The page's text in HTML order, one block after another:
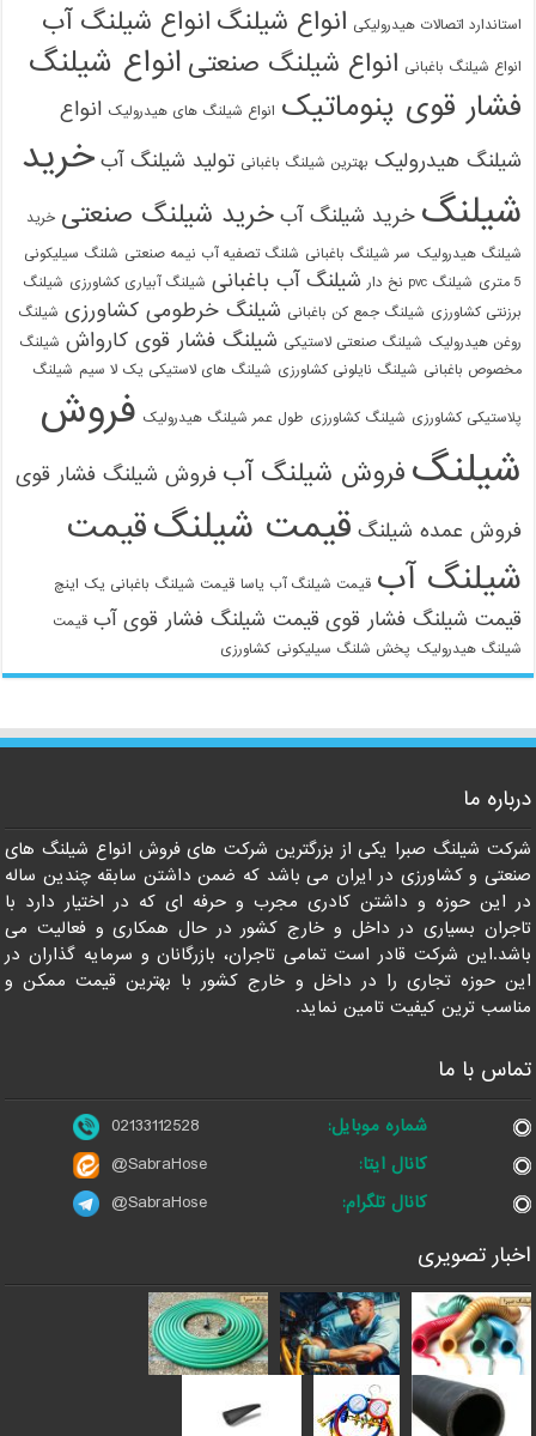
استاندارد اتصالات هیدرولیکی انواع شیلنگ انواع شیلنگ آب
انواع شیلنگ باغبانی انواع شیلنگ صنعتی انواع شیلنگ
فشار قوی پنوماتیک انواع شیلنگ های هیدرولیک انواع
شیلنگ هیدرولیک بهترین شیلنگ باغبانی تولید شیلنگ آب خرید
شیلنگ خرید شیلنگ آب خرید شیلنگ صنعتی خرید
شیلنگ هیدرولیک سر شیلنگ باغبانی شلنگ تصفیه آب نیمه صنعتی شلنگ سیلیکونی
5 متری
شیلنگ pvc نخ دار شیلنگ آب باغبانی شیلنگ آبیاری کشاورزی شیلنگ
برزنتی کشاورزی شیلنگ جمع کن باغبانی شیلنگ خرطومی کشاورزی شیلنگ
روغن هیدرولیک شیلنگ صنعتی لاستیکی شیلنگ فشار قوی کارواش شیلنگ
مخصوص باغبانی شیلنگ نایلونی کشاورزی شیلنگ های لاستیکی یک لا سیم شیلنگ
پلاستیکی کشاورزی شیلنگ کشاورزی طول عمر شیلنگ هیدرولیک فروش
شیلنگ فروش شیلنگ آب فروش شیلنگ فشار قوی
فروش عمده شیلنگ قیمت شیلنگقیمت
شیلنگ آب قیمت شیلنگ آب یاسا قیمت شیلنگ باغبانی یک اینچ
قیمت شیلنگ فشار قوی قیمت شیلنگ فشار قوی آب قیمت
شیلنگ هیدرولیک پخش شلنگ سیلیکونی کشاورزی
درباره ما
شرکت شیلنگ صبرا یکی از بزرگترین شرکت های فروش انواع شیلنگ های
صنعتی و کشاورزی در ایران می باشد که ضمن داشتن سابقه چندین ساله
در این حوزه و داشتن کادری مجرب و حرفه ای که در اختیار دارد با
تاجران بسیاری در داخل و خارج کشور در حال همکاری و فعالیت می
باشد.این شرکت قادر است تمامی تاجران، بازرگانان و سرمایه گذاران در
این حوزه تجاری را در داخل و خارج کشور با بهترین قیمت ممکن و
مناسب ترین کیفیت تامین نماید.
تماس با ما
شماره موبایل:
02133112528
کانال ایتا:
@SabraHose
کانال تلگرام:
@SabraHose
اخبار تصویری
021-33112528